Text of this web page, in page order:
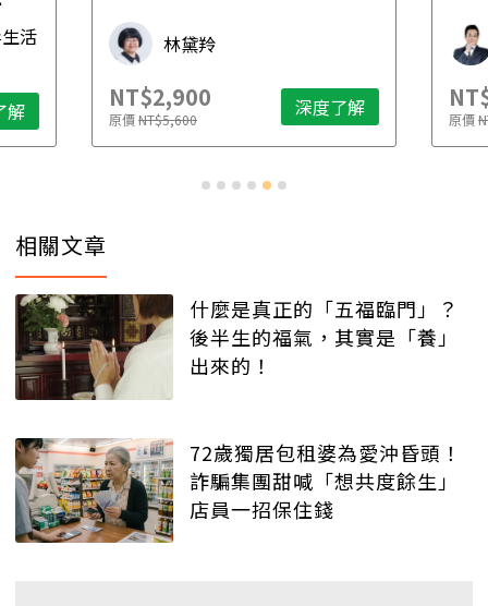
活
解
林黛羚
NT$2,900
原價NT$5,600 深度了解 原價
相關文章
什麼是真正的「五福臨門」？
後半生的福氣，其實是「養」
出來的！
72歲獨居包租婆為愛沖昏頭！
詐騙集團甜喊「想共度餘生」
店員一招保住錢